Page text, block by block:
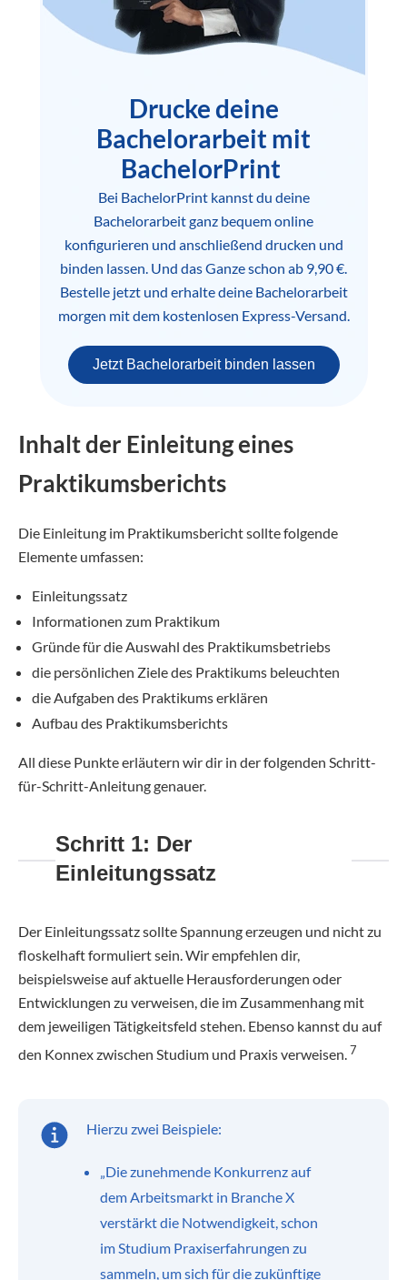
Drucke deine
Bachelorarbeit mit
BachelorPrint
Bei BachelorPrint kannst du deine
Bachelorarbeit ganz bequem online
konfigurieren und anschließend drucken und
binden lassen. Und das Ganze schon ab 9,90 €.
Bestelle jetzt und erhalte deine Bachelorarbeit
morgen mit dem kostenlosen Express-Versand.
Jetzt Bachelorarbeit binden lassen
Inhalt der Einleitung eines
Praktikumsberichts
Die Einleitung im Praktikumsbericht sollte folgende
Elemente umfassen:
Einleitungssatz
Informationen zum Praktikum
Gründe für die Auswahl des Praktikumsbetriebs
die persönlichen Ziele des Praktikums beleuchten
die Aufgaben des Praktikums erklären
Aufbau des Praktikumsberichts
All diese Punkte erläutern wir dir in der folgenden Schritt-
für-Schritt-Anleitung genauer.
Schritt 1: Der
Einleitungssatz
Der Einleitungssatz sollte Spannung erzeugen und nicht zu
floskelhaft formuliert sein. Wir empfehlen dir,
beispielsweise auf aktuelle Herausforderungen oder
Entwicklungen zu verweisen, die im Zusammenhang mit
dem jeweiligen Tätigkeitsfeld stehen. Ebenso kannst du auf
den Konnex zwischen Studium und Praxis verweisen.7
Hierzu zwei Beispiele:
„Die zunehmende Konkurrenz auf
dem Arbeitsmarkt in Branche X
verstärkt die Notwendigkeit, schon
im Studium Praxiserfahrungen zu
sammeln, um sich für die zukünftige